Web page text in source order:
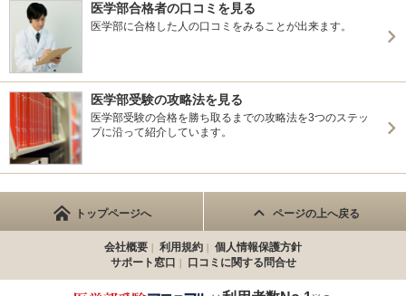
医学部合格者の口コミを見る
医学部に合格した人の口コミをみることが出来ます。
医学部受験の攻略法を見る
医学部受験の合格を勝ち取るまでの攻略法を3つのステッ
プに沿って紹介しています。
トップページへ ページの上へ戻る
会社概要 利用規約
個人情報保護方針
サポート窓口
口コミに関する問合せ